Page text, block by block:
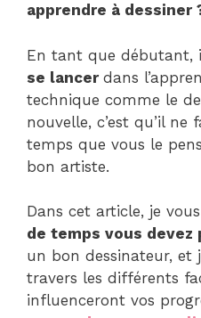
apprendre à dessiner
En tant que débutant,
se lancer dans
technique comme le
nouvelle, c’est qu’il
temps que vous le
bon artiste.
Dans cet article, je
de temps vous devez
un bon dessinateur, et
travers les différents
influenceront vos